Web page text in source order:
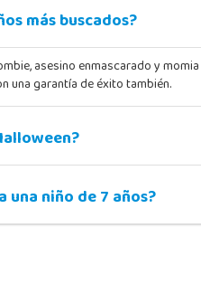
más buscados?
asesino enmascarado y
una garantía de éxito también.
niño de 7 años?